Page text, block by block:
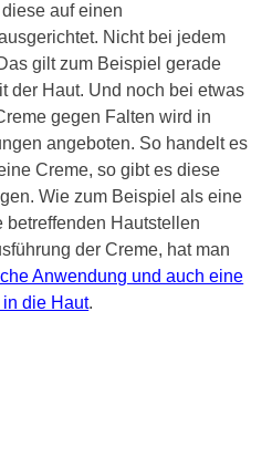
auf einen
Nicht bei jedem
gilt zum Beispiel gerade
der Haut. Und noch bei etwas
gegen Falten wird in
angeboten. So handelt es
Creme, so gibt es diese
Wie zum Beispiel als eine
betreffenden Hautstellen
der Creme, hat man
Anwendung und auch eine
die Haut.